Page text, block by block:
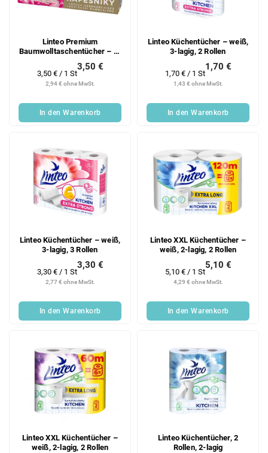
Linteo Premium
Baumwolltaschentücher – 1-
2,94 € ohne MwSt.
3,50 €
Verkaufspreis:
3,50 € / 1 St
In den Warenkorb
Linteo Küchentücher – weiß,
3-lagig, 2 Rollen
1,43 € ohne MwSt.
1,70 €
Verkaufspreis:
1,70 € / 1 St
In den Warenkorb
Linteo Küchentücher – weiß,
3-lagig, 3 Rollen
2,77 € ohne MwSt.
3,30 €
Verkaufspreis:
3,30 € / 1 St
In den Warenkorb
Linteo XXL Küchentücher –
weiß, 2-lagig, 2 Rollen
4,29 € ohne MwSt.
5,10 €
Verkaufspreis:
5,10 € / 1 St
In den Warenkorb
Linteo XXL Küchentücher –
weiß, 2-lagig, 2 Rollen
Linteo Küchentücher, 2
Rollen, 2-lagig